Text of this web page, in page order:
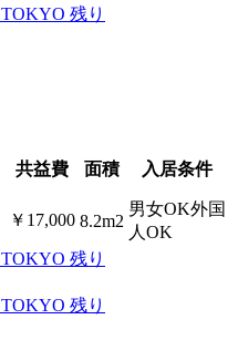
残り
共益費 面積 入居条件
￥17,000 8.2m2
男女OK外国
人OK
残り
残り